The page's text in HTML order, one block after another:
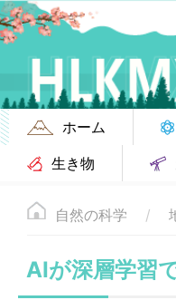
ホーム
生き物
自然の科学
AIが深層学習